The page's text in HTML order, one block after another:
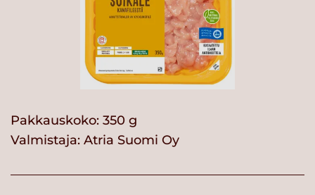
Pakkauskoko: 350 g
Valmistaja: Atria Suomi Oy